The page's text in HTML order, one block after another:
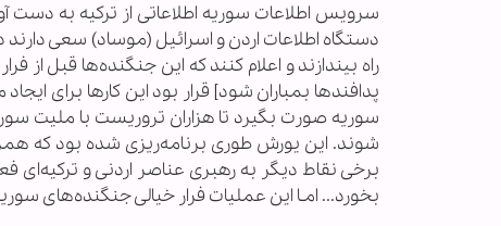
سرویس اطلاعات سوریه اطلاعاتی از ترکیه به دست
دستگاه اطلاعات اردن و اسرائیل (موساد) سعی
راه بیندازند و اعلام کنند که این جنگنده‌ها قبل از
سوریه صورت بگیرد تا هزاران تروریست با ملیت
شوند. این یورش طوری برنامه‌ریزی شده بود که
برخی نقاط دیگر به رهبری عناصر اردنی و
بخورد... امـا این عملیات فرار خیالی جنگنده‌های